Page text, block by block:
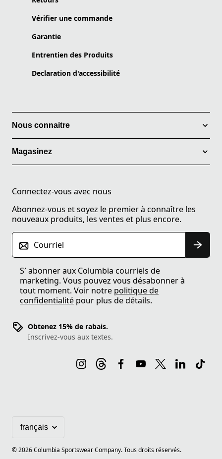
Vérifier une commande
Garantie
Entrentien des Produits
Declaration d'accessibilité
Nous connaitre
Magasinez
Connectez-vous avec nous
Abonnez-vous et soyez le premier à connaître les
nouveaux produits, les ventes et plus encore.
Courriel
S′ abonner aux Columbia courriels de
marketing. Vous pouvez vous désabonner à
tout moment. Voir notre politique de
confidentialité pour plus de détails.
Obtenez 15% de rabais.
Inscrivez-vous aux textes.
©2026Columbia Sportswear Company. Tous droits réservés.